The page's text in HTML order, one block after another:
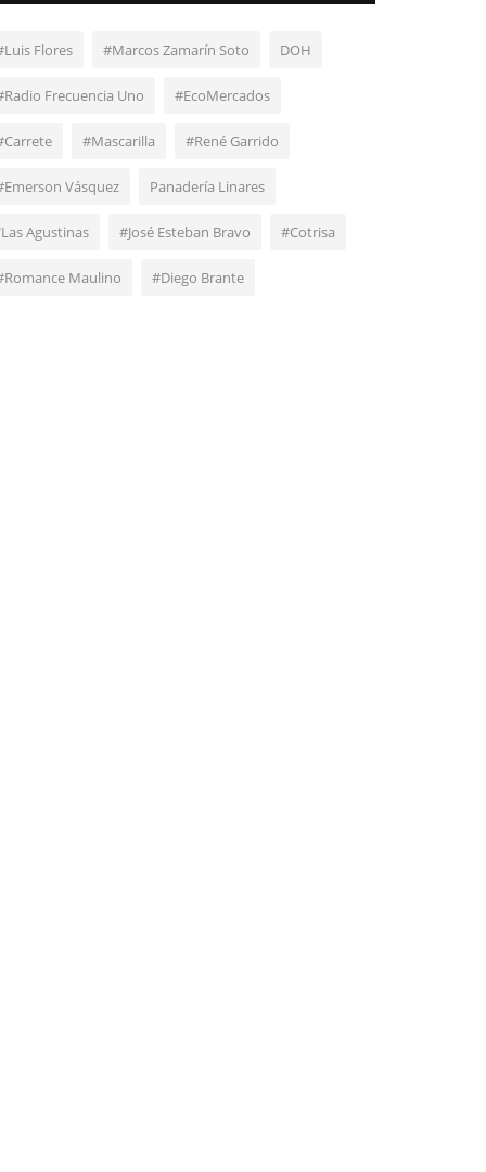
Flores #Marcos Zamarín Soto DOH
Frecuencia Uno #EcoMercados
#Mascarilla #René Garrido
Vásquez Panadería Linares
Agustinas #José Esteban Bravo #Cotrisa
Maulino #Diego Brante